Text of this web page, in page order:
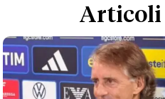
Articoli